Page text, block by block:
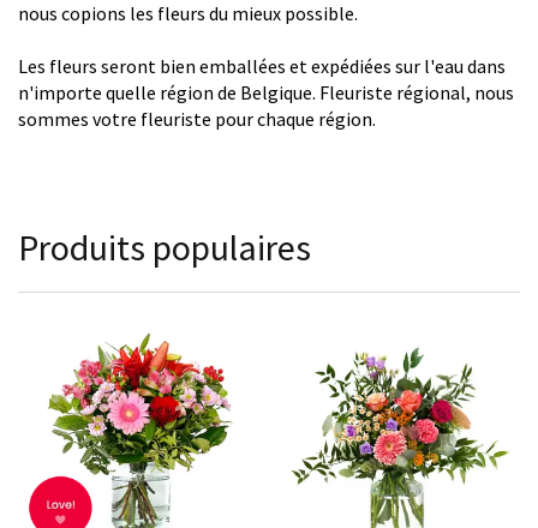
nous copions les fleurs du mieux possible.
Les fleurs seront bien emballées et expédiées sur l'eau dans
n'importe quelle région de Belgique. Fleuriste régional, nous
sommes votre fleuriste pour chaque région.
Produits populaires